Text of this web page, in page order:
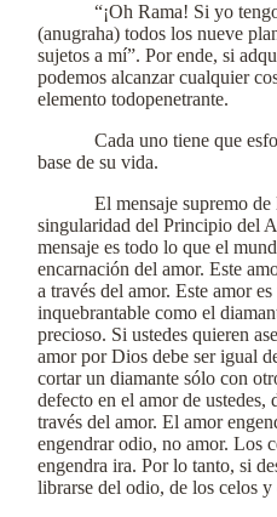
“¡Oh Rama! Si yo
(anugraha) todos los nueve
sujetos a mí”. Por ende, si
podemos alcanzar cualquier
elemento todopenetrante.
Cada uno tiene que
base de su vida.
El mensaje supremo
singularidad del Principio del
mensaje es todo lo que el
encarnación del amor. Este
a través del amor. Este amor
inquebrantable como el
precioso. Si ustedes quieren
amor por Dios debe ser igual
cortar un diamante sólo con
defecto en el amor de ustedes,
través del amor. El amor
engendrar odio, no amor. Los
engendra ira. Por lo tanto, si
librarse del odio, de los celos y